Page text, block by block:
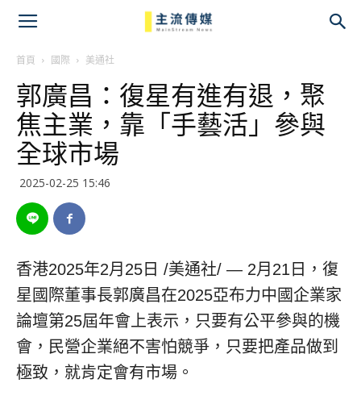
首頁 國際 美通社
郭廣昌：復星有進有退，聚
焦主業，靠「手藝活」參與
全球市場
2025-02-25 15:46
香港2025年2月25日 /美通社/ — 2月21日，復
星國際董事長郭廣昌在2025亞布力中國企業家
論壇第25屆年會上表示，只要有公平參與的機
會，民營企業絕不害怕競爭，只要把產品做到
極致，就肯定會有市場。